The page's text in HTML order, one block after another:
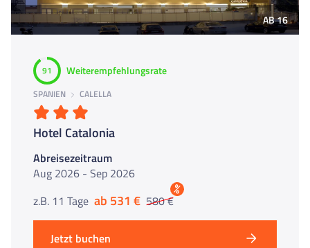
AB 16
91 Weiterempfehlungsrate
SPANIEN CALELLA
Hotel Catalonia
Abreisezeitraum
Aug 2026 - Sep 2026
z.B. 11 Tage ab 531 € 580 €
%
Jetzt buchen